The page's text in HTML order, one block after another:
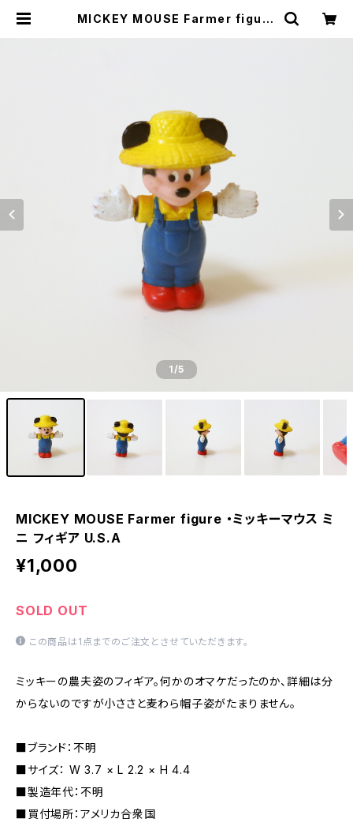
MICKEY MOUSE Farmer figure
1/5
MICKEY MOUSE Farmer figure ・ミッキーマウス ミ
ニ フィギア U.S.A
¥1,000
SOLD OUT
この商品は1点までのご注文とさせていただきます。
ミッキーの農夫姿のフィギア。何かのオマケだったのか、詳細は分
からないのですが小ささと麦わら帽子姿がたまりません。
■ブランド：不明
■サイズ： W 3.7 × L 2.2 × H 4.4
■製造年代：不明
■買付場所：アメリカ合衆国